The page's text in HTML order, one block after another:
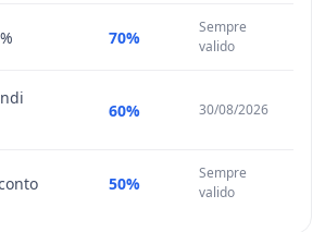
70%
Sempre
valido
60% 30/08/2026
50%
Sempre
valido